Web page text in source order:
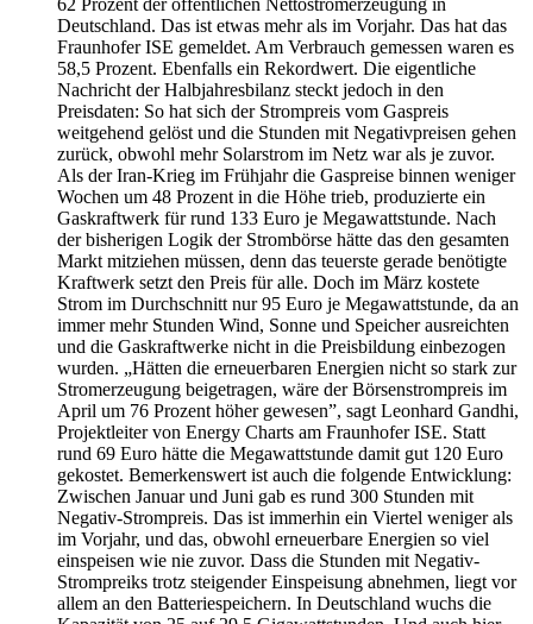
62 Prozent der öffentlichen Nettostromerzeugung in
Deutschland. Das ist etwas mehr als im Vorjahr. Das hat das
Fraunhofer ISE gemeldet. Am Verbrauch gemessen waren es
58,5 Prozent. Ebenfalls ein Rekordwert. Die eigentliche
Nachricht der Halbjahresbilanz steckt jedoch in den
Preisdaten: So hat sich der Strompreis vom Gaspreis
weitgehend gelöst und die Stunden mit Negativpreisen gehen
zurück, obwohl mehr Solarstrom im Netz war als je zuvor.
Als der Iran-Krieg im Frühjahr die Gaspreise binnen weniger
Wochen um 48 Prozent in die Höhe trieb, produzierte ein
Gaskraftwerk für rund 133 Euro je Megawattstunde. Nach
der bisherigen Logik der Strombörse hätte das den gesamten
Markt mitziehen müssen, denn das teuerste gerade benötigte
Kraftwerk setzt den Preis für alle. Doch im März kostete
Strom im Durchschnitt nur 95 Euro je Megawattstunde, da an
immer mehr Stunden Wind, Sonne und Speicher ausreichten
und die Gaskraftwerke nicht in die Preisbildung einbezogen
wurden. „Hätten die erneuerbaren Energien nicht so stark zur
Stromerzeugung beigetragen, wäre der Börsenstrompreis im
April um 76 Prozent höher gewesen”, sagt Leonhard Gandhi,
Projektleiter von Energy Charts am Fraunhofer ISE. Statt
rund 69 Euro hätte die Megawattstunde damit gut 120 Euro
gekostet. Bemerkenswert ist auch die folgende Entwicklung:
Zwischen Januar und Juni gab es rund 300 Stunden mit
Negativ-Strompreis. Das ist immerhin ein Viertel weniger als
im Vorjahr, und das, obwohl erneuerbare Energien so viel
einspeisen wie nie zuvor. Dass die Stunden mit Negativ-
Strompreiks trotz steigender Einspeisung abnehmen, liegt vor
allem an den Batteriespeichern. In Deutschland wuchs die